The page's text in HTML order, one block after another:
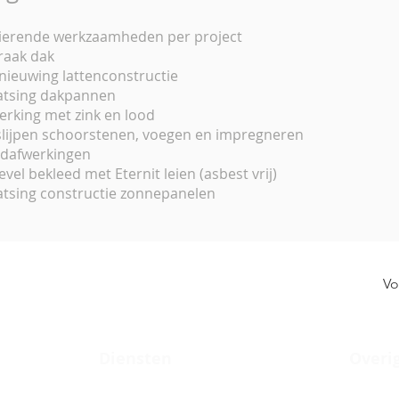
werkzaamheden per project
dak
lattenconstructie
dakpannen
met zink en lood
schoorstenen, voegen en impregneren
bekleed met Eternit leien (asbest vrij)
constructie zonnepanelen